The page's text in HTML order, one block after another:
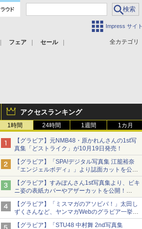
Impress サイト
全カテゴリ
フェア セール
アクセスランキング
1時間 24時間 1週間 1カ月
【グラビア】元NMB48・原かれんさんの1st写
真集「どストライク」が10月19日発売！
【グラビア】「SPA!デジタル写真集 江籠裕奈
『エンジェルボディ』」より誌面カットを公
開！
【グラビア】すみぽんさん1st写真集より、ビキ
ニ姿の表紙カバーやアザーカットを公開！
タイトルは「offcourt（オフコート）」に決定
【グラビア】「ミスマガのアソビバ！」太田し
ずくさんなど、ヤンマガWebのグラビア一挙公
開！
【グラビア】「STU48 中村舞 2nd写真集